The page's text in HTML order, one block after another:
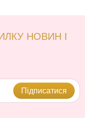
НОВИН І
Підписатися